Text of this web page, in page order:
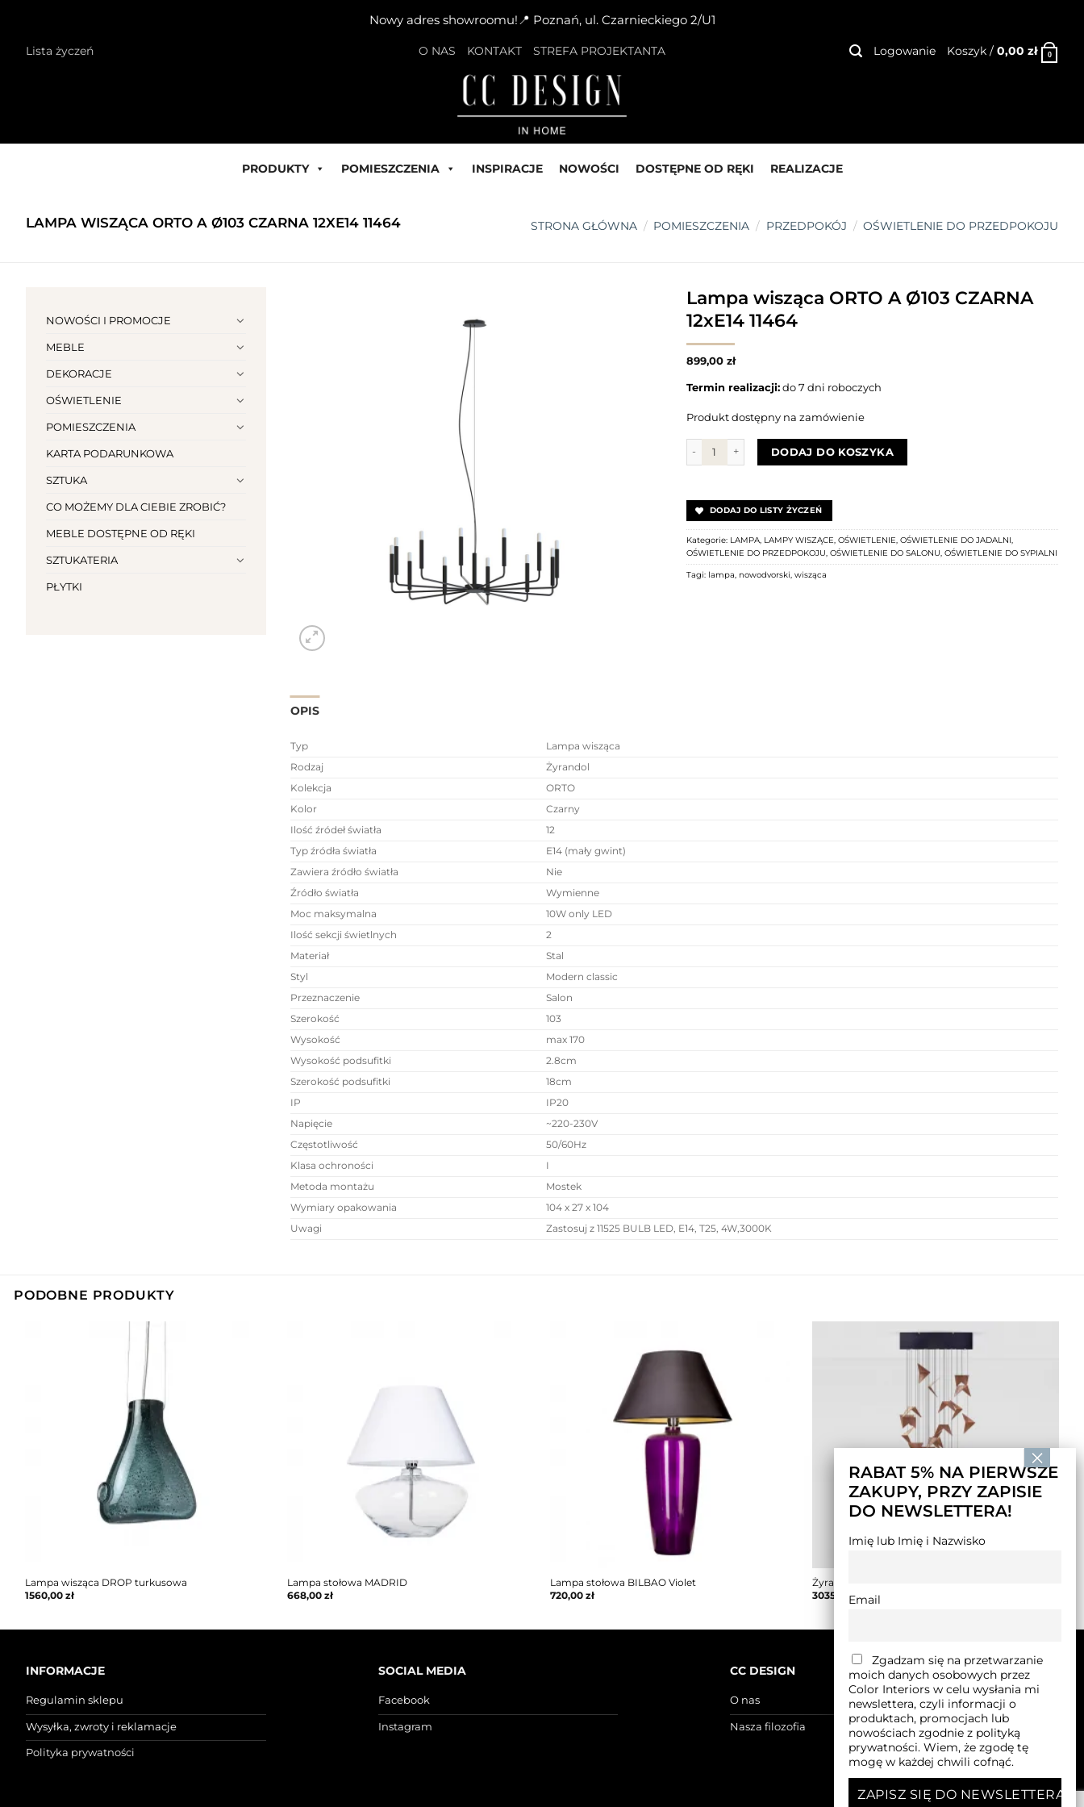
Nowy adres showroomu!📍 Poznań, ul. Czarnieckiego 2/U1
Lista życzeń O NAS KONTAKT STREFA PROJEKTANTA Logowanie Koszyk / 0,00 zł 0
PRODUKTY POMIESZCZENIA INSPIRACJE NOWOŚCI DOSTĘPNE OD RĘKI REALIZACJE
LAMPA WISZĄCA ORTO A Ø103 CZARNA 12XE14 11464 STRONA GŁÓWNA / POMIESZCZENIA / PRZEDPOKÓJ / OŚWIETLENIE DO PRZEDPOKOJU
NOWOŚCI I PROMOCJE
MEBLE
DEKORACJE
OŚWIETLENIE
POMIESZCZENIA
KARTA PODARUNKOWA
SZTUKA
CO MOŻEMY DLA CIEBIE ZROBIĆ?
MEBLE DOSTĘPNE OD RĘKI
SZTUKATERIA
PŁYTKI
Lampa wisząca ORTO A Ø103 CZARNA
12xE14 11464
899,00 zł
Termin realizacji:do 7 dni roboczych
Produkt dostępny na zamówienie
ilość Lampa wisząca ORTO A Ø103 CZARNA 12xE14 11464
DODAJ DO KOSZYKA
DODAJ DO LISTY ŻYCZEŃ
Kategorie: LAMPA, LAMPY WISZĄCE, OŚWIETLENIE, OŚWIETLENIE DO JADALNI,
OŚWIETLENIE DO PRZEDPOKOJU, OŚWIETLENIE DO SALONU, OŚWIETLENIE DO SYPIALNI
Tagi: lampa, nowodvorski, wisząca
OPIS
Typ
Lampa wisząca
Rodzaj
Żyrandol
Kolekcja
ORTO
Kolor
Czarny
Ilość źródeł światła
12
Typ źródła światła
E14 (mały gwint)
Zawiera źródło światła
Nie
Źródło światła
Wymienne
Moc maksymalna
10W only LED
Ilość sekcji świetlnych
2
Materiał
Stal
Styl
Modern classic
Przeznaczenie
Salon
Szerokość
103
Wysokość
max 170
Wysokość podsufitki
2.8cm
Szerokość podsufitki
18cm
IP
IP20
Napięcie
~220-230V
Częstotliwość
50/60Hz
Klasa ochroności
I
Metoda montażu
Mostek
Wymiary opakowania
104 x 27 x 104
Uwagi
Zastosuj z 11525 BULB LED, E14, T25, 4W,3000K
PODOBNE PRODUKTY
Lampa wisząca DROP turkusowa
1560,00 zł
Lampa stołowa MADRID
668,00zł
Lampa stołowa BILBAO Violet
720,00 zł
Żyrandol PORTAL czarno rdzawy
3035,00zł –3186,00
INFORMACJE
Regulamin sklepu
Wysyłka, zwroty i reklamacje
Polityka prywatności
SOCIAL MEDIA
Facebook
Instagram
CC DESIGN
O nas
Nasza filozofia
RABAT 5% NA PIERWSZE
ZAKUPY, PRZY ZAPISIE
DO NEWSLETTERA!
Imię lub Imię i Nazwisko
Email
Zgadzam się na przetwarzanie
moich danych osobowych przez
Color Interiors w celu wysłania mi
newslettera, czyli informacji o
produktach, promocjach lub
nowościach zgodnie z polityką
prywatności. Wiem, że zgodę tę
mogę w każdej chwili cofnąć.